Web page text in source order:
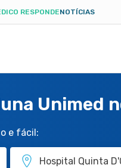
RESPONDENOTÍCIAS
Unimed
e fácil: